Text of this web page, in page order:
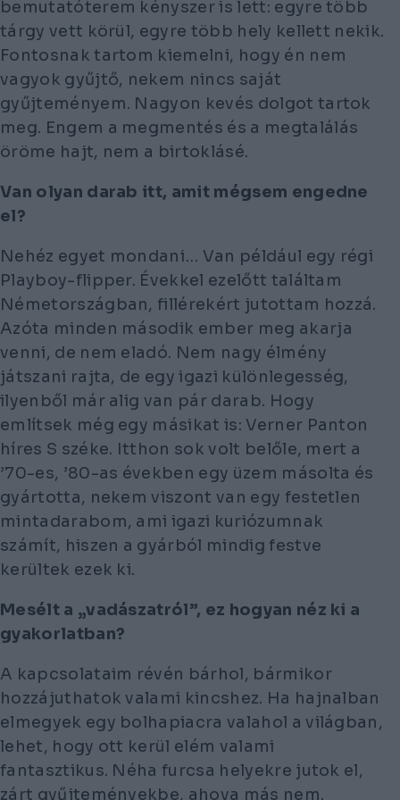
bemutatóterem kényszer is lett: egyre több
tárgy vett körül, egyre több hely kellett nekik.
Fontosnak tartom kiemelni, hogy én nem
vagyok gyűjtő, nekem nincs saját
gyűjteményem. Nagyon kevés dolgot tartok
meg. Engem a megmentés és a megtalálás
öröme hajt, nem a birtoklásé.
Van olyan darab itt, amit mégsem engedne
el?
Nehéz egyet mondani… Van például egy régi
Playboy-flipper. Évekkel ezelőtt találtam
Németországban, fillérekért jutottam hozzá.
Azóta minden második ember meg akarja
venni, de nem eladó. Nem nagy élmény
játszani rajta, de egy igazi különlegesség,
ilyenből már alig van pár darab. Hogy
említsek még egy másikat is: Verner Panton
híres S széke. Itthon sok volt belőle, mert a
’70-es, ’80-as években egy üzem másolta és
gyártotta, nekem viszont van egy festetlen
mintadarabom, ami igazi kuriózumnak
számít, hiszen a gyárból mindig festve
kerültek ezek ki.
Mesélt a „vadászatról”, ez hogyan néz ki a
gyakorlatban?
A kapcsolataim révén bárhol, bármikor
hozzájuthatok valami kincshez. Ha hajnalban
elmegyek egy bolhapiacra valahol a világban,
lehet, hogy ott kerül elém valami
fantasztikus. Néha furcsa helyekre jutok el,
zárt gyűjteményekbe, ahova más nem.